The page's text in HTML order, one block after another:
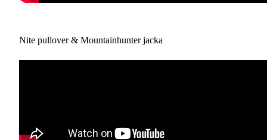
Nite pullover & Mountainhunter jacka